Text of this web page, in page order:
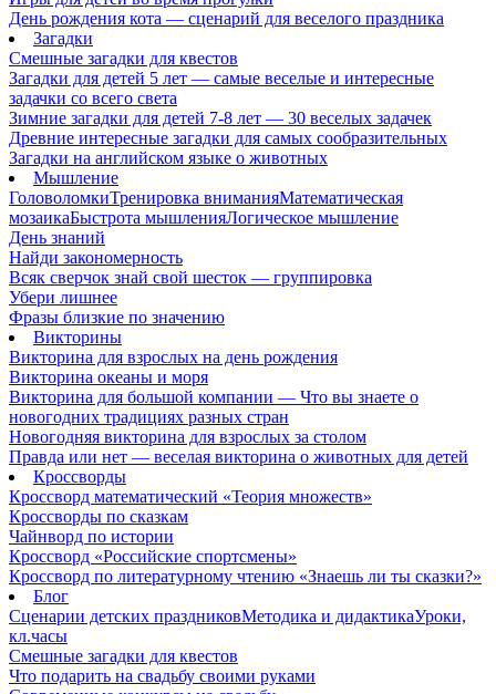
День рождения кота — сценарий для веселого праздника
Загадки
Смешные загадки для квестов
Загадки для детей 5 лет — самые веселые и интересные
задачки со всего света
Зимние загадки для детей 7-8 лет — 30 веселых задачек
Древние интересные загадки для самых сообразительных
Загадки на английском языке о животных
Мышление
ГоловоломкиТренировка вниманияМатематическая
мозаикаБыстрота мышленияЛогическое мышление
День знаний
Найди закономерность
Всяк сверчок знай свой шесток — группировка
Убери лишнее
Фразы близкие по значению
Викторины
Викторина для взрослых на день рождения
Викторина океаны и моря
Викторина для большой компании — Что вы знаете о
новогодних традициях разных стран
Новогодняя викторина для взрослых за столом
Правда или нет — веселая викторина о животных для детей
Кроссворды
Кроссворд математический «Теория множеств»
Кроссворды по сказкам
Чайнворд по истории
Кроссворд «Российские спортсмены»
Кроссворд по литературному чтению «Знаешь ли ты сказки?»
Блог
Сценарии детских праздниковМетодика и дидактикаУроки,
кл.часы
Смешные загадки для квестов
Что подарить на свадьбу своими руками